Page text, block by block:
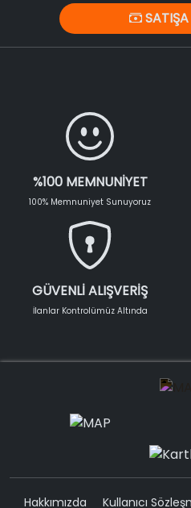
%100 MEMNUNİYET
100% Memnuniyet Sunuyoruz
GÜVENLİ ALIŞVERİŞ
İlanlar Kontrolümüz Altında
Hakkımızda Kullanıcı